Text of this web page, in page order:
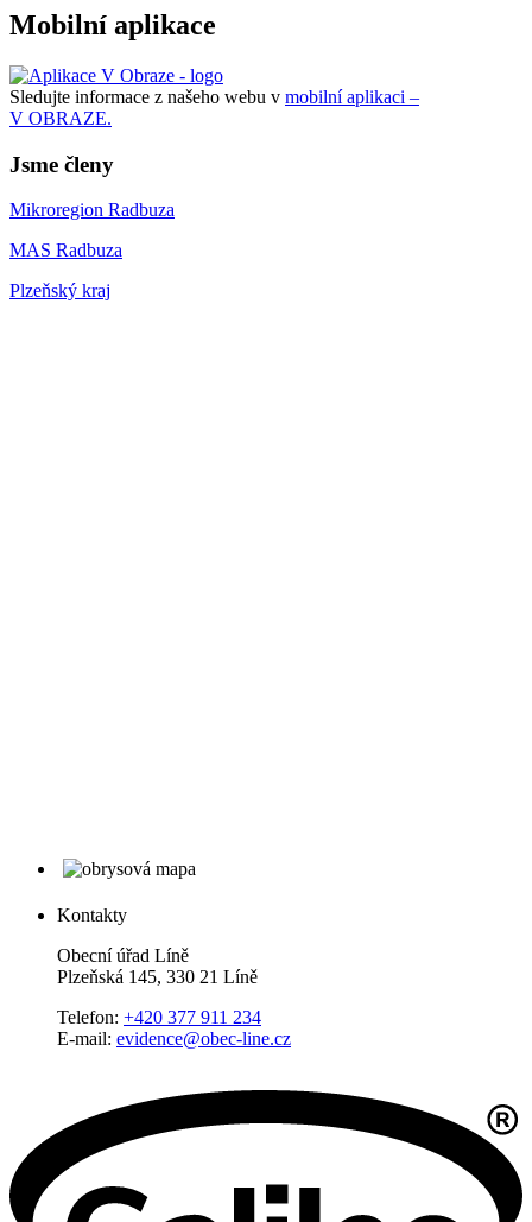
Mobilní aplikace
Sledujte informace z našeho webu v mobilní aplikaci –
V OBRAZE.
Jsme členy
Mikroregion Radbuza
MAS Radbuza
Plzeňský kraj
Kontakty
Obecní úřad Líně
Plzeňská 145, 330 21 Líně
Telefon: +420 377 911 234
E-mail: evidence@obec-line.cz